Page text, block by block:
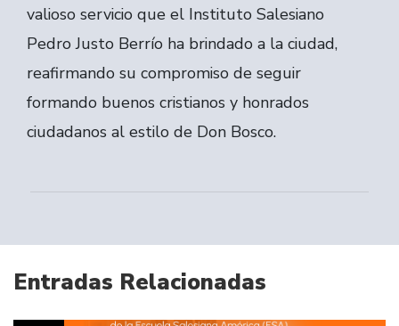
valioso servicio que el Instituto Salesiano
Pedro Justo Berrío ha brindado a la ciudad,
reafirmando su compromiso de seguir
formando buenos cristianos y honrados
ciudadanos al estilo de Don Bosco.
Entradas Relacionadas